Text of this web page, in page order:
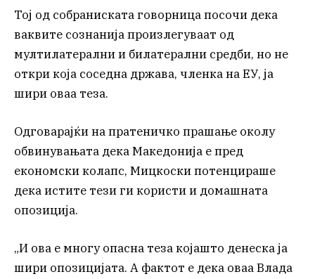
Тој од собраниската говорница посочи дека
ваквите сознанија произлегуваат од
мултилатерални и билатерални средби, но не
откри која соседна држава, членка на ЕУ, ја
шири оваа теза.
Одговарајќи на пратеничко прашање околу
обвинувањата дека Македонија е пред
економски колапс, Мицкоски потенцираше
дека истите тези ги користи и домашната
опозиција.
„И ова е многу опасна теза којашто денеска ја
шири опозицијата. А фактот е дека оваа Влада